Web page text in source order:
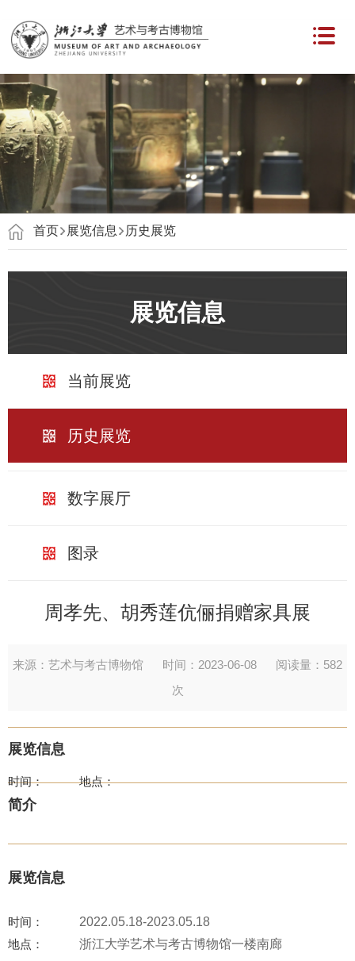
首页 展览信息 历史展览
展览信息
当前展览
历史展览
数字展厅
图录
周孝先、胡秀莲伉俪捐赠家具展
来源：艺术与考古博物馆 时间：2023-06-08 阅读量： 582
次
展览信息
时间： 地点：
简介
展览信息
时间：
2022.05.18-2023.05.18
地点：
浙江大学艺术与考古博物馆一楼南廊